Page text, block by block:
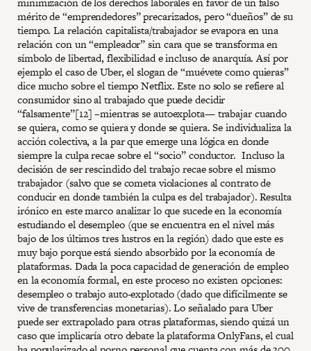
mérito de “emprendedores” precarizados, pero “dueños” de su
tiempo. La relación capitalista/trabajador se evapora en una
relación con un “empleador” sin cara que se transforma en
símbolo de libertad, flexibilidad e incluso de anarquía. Así por
ejemplo el caso de Uber, el slogan de “muévete como quieras”
dice mucho sobre el tiempo Netflix. Este no solo se refiere al
consumidor sino al trabajado que puede decidir
“falsamente”[12] –mientras se autoexplota— trabajar cuando
se quiera, como se quiera y donde se quiera. Se individualiza la
acción colectiva, a la par que emerge una lógica en donde
siempre la culpa recae sobre el “socio” conductor. Incluso la
decisión de ser rescindido del trabajo recae sobre el mismo
trabajador (salvo que se cometa violaciones al contrato de
conducir en donde también la culpa es del trabajador). Resulta
irónico en este marco analizar lo que sucede en la economía
estudiando el desempleo (que se encuentra en el nivel más
bajo de los últimos tres lustros en la región) dado que este es
muy bajo porque está siendo absorbido por la economía de
plataformas. Dada la poca capacidad de generación de empleo
en la economía formal, en este proceso no existen opciones:
desempleo o trabajo auto-explotado (dado que difícilmente se
vive de transferencias monetarias). Lo señalado para Uber
puede ser extrapolado para otras plataformas, siendo quizá un
caso que implicaría otro debate la plataforma OnlyFans, el cual